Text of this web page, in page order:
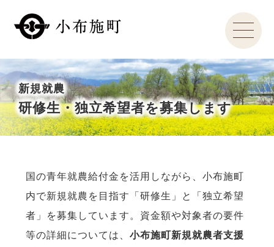
新規就農
研修生・独立希望者を募集します
国の青年就農給付金を活用しながら、小布施町
内で新規就農を目指す「研修生」と「独立希望
者」を募集しています。資金額や対象者の要件
等の詳細については、小布施町新規就農者支援